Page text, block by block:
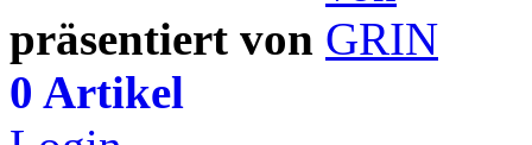
präsentiert von
0 Artikel